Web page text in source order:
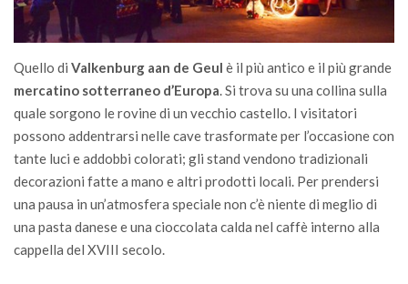
Quello di Valkenburg aan de Geul è il più antico e il più grande
mercatino sotterraneo d’Europa. Si trova su una collina sulla
quale sorgono le rovine di un vecchio castello. I visitatori
possono addentrarsi nelle cave trasformate per l’occasione con
tante luci e addobbi colorati; gli stand vendono tradizionali
decorazioni fatte a mano e altri prodotti locali. Per prendersi
una pausa in un’atmosfera speciale non c’è niente di meglio di
una pasta danese e una cioccolata calda nel caffè interno alla
cappella del XVIII secolo.